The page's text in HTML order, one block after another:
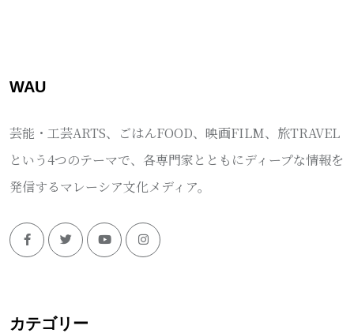
WAU
芸能・工芸ARTS、ごはんFOOD、映画FILM、旅TRAVEL
という4つのテーマで、各専門家とともにディープな情報を
発信するマレーシア文化メディア。
カテゴリー